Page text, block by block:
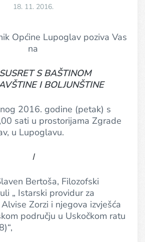
18. 11. 2016.
Općine Lupoglav poziva Vas
na
S BAŠTINOM
I BOLJUNŠTINE
2016. godine (petak) s
sati u prostorijama Zgrade
u Lupoglavu.
I
Bertoša, Filozofski
„ Istarski providur za
Zorzi i njegova izvješća
području u Uskočkom ratu